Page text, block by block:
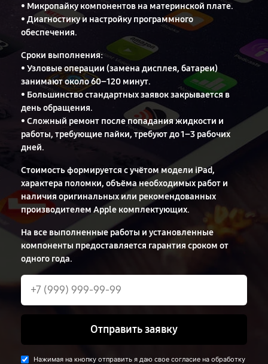
• Микропайку компонентов на материнской плате.
• Диагностику и настройку программного
обеспечения.
Сроки выполнения:
• Узловые операции (замена дисплея, батареи)
занимают около 60–120 минут.
• Большинство стандартных заявок закрывается в
день обращения.
• Сложный ремонт после попадания жидкости и
работы, требующие пайки, требуют до 1–3 рабочих
дней.
Стоимостьформируется с учётом модели iPad,
характера поломки, объёма необходимых работ и
наличия оригинальных или рекомендованных
производителем Apple комплектующих.
На все выполненные работы и установленные
компоненты предоставляется гарантия сроком от
одного года.
Отправить заявку
Нажимая на кнопку отправить я даю свое согласие на обработку